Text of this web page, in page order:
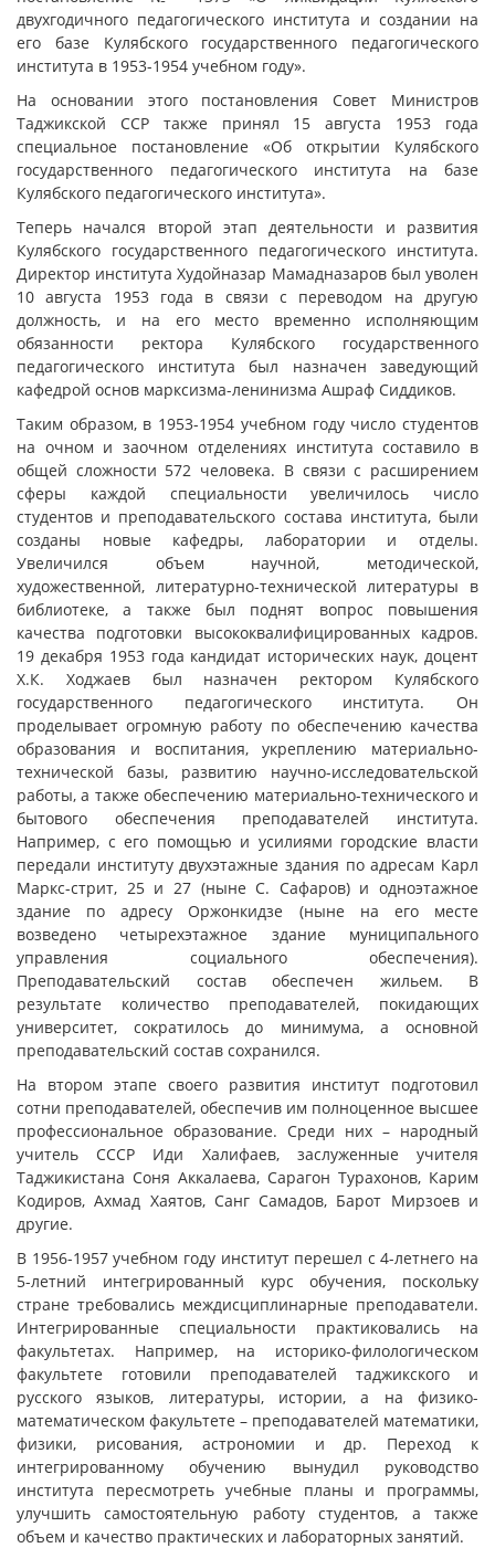
двухгодичного педагогического института и создании на
его базе Кулябского государственного педагогического
института в 1953-1954 учебном году».
На основании этого постановления Совет Министров
Таджикской ССР также принял 15 августа 1953 года
специальное постановление «Об открытии Кулябского
государственного педагогического института на базе
Кулябского педагогического института».
Теперь начался второй этап деятельности и развития
Кулябского государственного педагогического института.
Директор института Худойназар Мамадназаров был уволен
10 августа 1953 года в связи с переводом на другую
должность, и на его место временно исполняющим
обязанности ректора Кулябского государственного
педагогического института был назначен заведующий
кафедрой основ марксизма-ленинизма Ашраф Сиддиков.
Таким образом, в 1953-1954 учебном году число студентов
на очном и заочном отделениях института составило в
общей сложности 572 человека. В связи с расширением
сферы каждой специальности увеличилось число
студентов и преподавательского состава института, были
созданы новые кафедры, лаборатории и отделы.
Увеличился объем научной, методической,
художественной, литературно-технической литературы в
библиотеке, а также был поднят вопрос повышения
качества подготовки высококвалифицированных кадров.
19 декабря 1953 года кандидат исторических наук, доцент
Х.К. Ходжаев был назначен ректором Кулябского
государственного педагогического института. Он
проделывает огромную работу по обеспечению качества
образования и воспитания, укреплению материально-
технической базы, развитию научно-исследовательской
работы, а также обеспечению материально-технического и
бытового обеспечения преподавателей института.
Например, с его помощью и усилиями городские власти
передали институту двухэтажные здания по адресам Карл
Маркс-стрит, 25 и 27 (ныне С. Сафаров) и одноэтажное
здание по адресу Оржонкидзе (ныне на его месте
возведено четырехэтажное здание муниципального
управления социального обеспечения).
Преподавательский состав обеспечен жильем. В
результате количество преподавателей, покидающих
университет, сократилось до минимума, а основной
преподавательский состав сохранился.
На втором этапе своего развития институт подготовил
сотни преподавателей, обеспечив им полноценное высшее
профессиональное образование. Среди них – народный
учитель СССР Иди Халифаев, заслуженные учителя
Таджикистана Соня Аккалаева, Сарагон Турахонов, Карим
Кодиров, Ахмад Хаятов, Санг Самадов, Барот Мирзоев и
другие.
В 1956-1957 учебном году институт перешел с 4-летнего на
5-летний интегрированный курс обучения, поскольку
стране требовались междисциплинарные преподаватели.
Интегрированные специальности практиковались на
факультетах. Например, на историко-филологическом
факультете готовили преподавателей таджикского и
русского языков, литературы, истории, а на физико-
математическом факультете – преподавателей математики,
физики, рисования, астрономии и др. Переход к
интегрированному обучению вынудил руководство
института пересмотреть учебные планы и программы,
улучшить самостоятельную работу студентов, а также
объем и качество практических и лабораторных занятий.